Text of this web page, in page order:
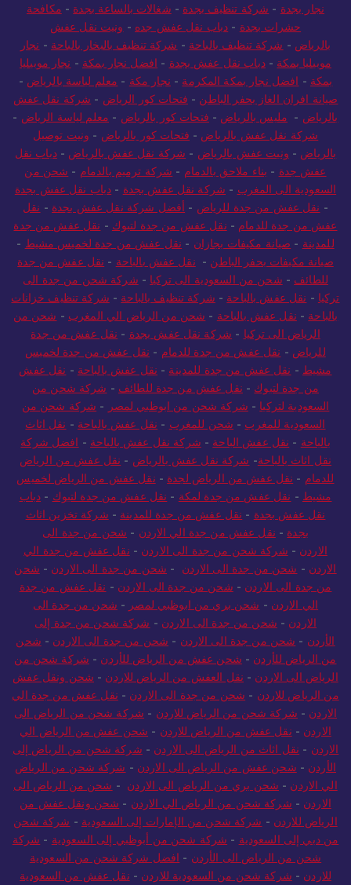
نجار بجدة - شركة تنظيف بجدة - شغالات بالساعة بجدة - مكافحة
حشرات بجدة - دباب نقل عفش جده - ونيت نقل عفش
بالرياض - شركة تنظيف بالباحة - شركة تنظيف بالبخار بالباحة - نجار
موبيليا بمكة -دباب نقل عفش بجدة - افضل نجار بمكة - نجار موبيليا
بمكة - افضل نجار بمكة المكرمة - نجار مكة - معلم لياسة بالرياض -
صيانة افران الغاز بحفر الباطن - فتحات كور الرياض - شركة نقل عفش
بالرياض - مليس بالرياض - فتحات كور بالرياض - معلم لياسة الرياض -
شركة نقل عفش بالرياض - فتحات كور بالرياض - ونيت توصيل
بالرياض - ونيت عفش بالرياض - شركة نقل عفش بالرياض -دباب نقل
عفش جدة - بناء ملاحق بالدمام - شركة ترميم بالدمام - شحن من
السعودية الى المغرب - شركة نقل عفش بجدة - دباب نقل عفش بجدة
- نقل عفش من جدة للرياض - أفضل شركة نقل عفش بجدة - نقل
عفش من جدة للدمام - نقل عفش من جدة لتبوك - نقل عفش من جدة
للمدينة - صيانة مكيفات بجازان - نقل عفش من جدة لخميس مشيط -
صيانة مكيفات بحفر الباطن - نقل عفش بالباحة - نقل عفش من جدة
للطائف - شحن من السعودية الى تركيا - شركة شحن من جدة الى
تركيا - نقل عفش بالباحة - شركة تنظيف بالباحة - شركة تنظيف خزانات
بالباحة - نقل عفش بالباحة - شحن من الرياض الي المغرب - شحن من
الرياض الى تركيا - شركة نقل عفش بجدة - نقل عفش من جدة
للرياض - نقل عفش من جدة للدمام - نقل عفش من جدة لخميس
مشيط - نقل عفش من جدة للمدينة - نقل عفش بالباحة - نقل عفش
من جدة لتبوك - نقل عفش من جدة للطائف - شركة شحن من
السعودية لتركيا - شركة شحن من ابوظبي لمصر - شركة شحن من
السعودية للمغرب - شحن للمغرب - نقل عفش بالباحة - نقل اثاث
بالباحة - نقل عفش الباحة - شركة نقل عفش بالباحة - افضل شركة
نقل اثاث بالباحة- شركة نقل عفش بالرياض - نقل عفش من الرياض
للدمام - نقل عفش من الرياض لجدة - نقل عفش من الرياض لخميس
مشيط - نقل عفش من جدة لمكة - نقل عفش من جدة لتبوك - دباب
نقل عفش بجدة - نقل عفش من جدة للمدينة - شركة تخزين اثاث
بجدة - نقل عفش من جدة الي الاردن - شحن من جدة الى
الاردن - شركة شحن من جدة الى الاردن - نقل عفش من جدة الي
الاردن - شحن من جدة الى الاردن - شحن من جدة الى الاردن - شحن
من جدة الى الاردن - شحن من جدة الى الاردن - نقل عفش من جدة
الي الاردن - شحن بري من ابوظبي لمصر - شحن من جدة الى
الاردن - شحن من جدة الى الاردن - شركة شحن من جدة إلى
الأردن - شحن من جدة الى الاردن - شحن من جدة الى الاردن - شحن
من الرياض للأردن - شحن عفش من الرياض للأردن - شركة شحن من
الرياض الى الاردن - نقل العفش من الرياض للاردن - شحن ونقل عفش
من الرياض للاردن - شحن من جدة الى الاردن - نقل عفش من جدة الي
الاردن - شركة شحن من الرياض للاردن - شركة شحن من الرياض الى
الاردن - نقل عفش من الرياض للاردن - شحن عفش من الرياض الي
الاردن - نقل اثاث من الرياض الى الاردن - شركة شحن من الرياض إلى
الأردن - شحن عفش من الرياض الى الاردن - شركة شحن من الرياض
الي الاردن - شحن بري من الرياض الى الاردن - شحن من الرياض الى
الاردن - شركة شحن من الرياض الي الاردن - شحن ونقل عفش من
الرياض للاردن - شركة شحن من الإمارات إلى السعودية - شركة شحن
من دبي إلى السعودية - شركة شحن من أبوظبي إلى السعودية - شركة
شحن من الرياض الى الأردن - افضل شركة شحن من السعودية
للاردن - شركة شحن من السعودية للاردن - نقل عفش من السعودية